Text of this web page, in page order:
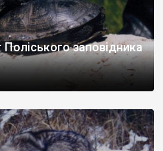
Поліського заповідника